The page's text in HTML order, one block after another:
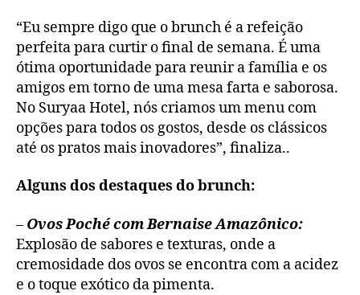
“Eu sempre digo que o brunch é a refeição
perfeita para curtir o final de semana. É uma
ótima oportunidade para reunir a família e os
amigos em torno de uma mesa farta e saborosa.
No Suryaa Hotel, nós criamos um menu com
opções para todos os gostos, desde os clássicos
até os pratos mais inovadores”, finaliza..
Alguns dos destaques do brunch:
–Ovos Poché com Bernaise Amazônico:
Explosão de sabores e texturas, onde a
cremosidade dos ovos se encontra com a acidez
e o toque exótico da pimenta.